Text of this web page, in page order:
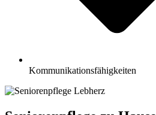
Kommunikationsfähigkeiten